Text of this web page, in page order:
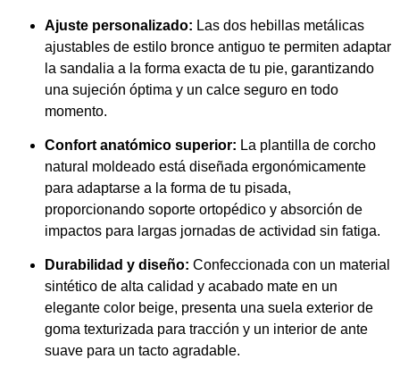
Ajuste personalizado: Las dos hebillas metálicas
ajustables de estilo bronce antiguo te permiten adaptar
la sandalia a la forma exacta de tu pie, garantizando
una sujeción óptima y un calce seguro en todo
momento.
Confort anatómico superior: La plantilla de corcho
natural moldeado está diseñada ergonómicamente
para adaptarse a la forma de tu pisada,
proporcionando soporte ortopédico y absorción de
impactos para largas jornadas de actividad sin fatiga.
Durabilidad y diseño: Confeccionada con un material
sintético de alta calidad y acabado mate en un
elegante color beige, presenta una suela exterior de
goma texturizada para tracción y un interior de ante
suave para un tacto agradable.